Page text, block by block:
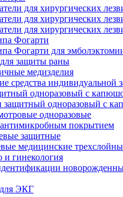
для хирургических
для хирургических
для хирургических
Фогарти
Фогарти для
защиты раны
медизделия
средства индивидуальной
одноразовый с
защитный одноразовый с
одноразовые
покрытием
защитные
медицинские
и гинекология
ЭКГ